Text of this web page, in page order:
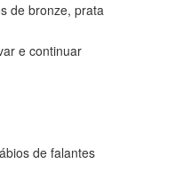
de bronze, prata
e continuar
de falantes